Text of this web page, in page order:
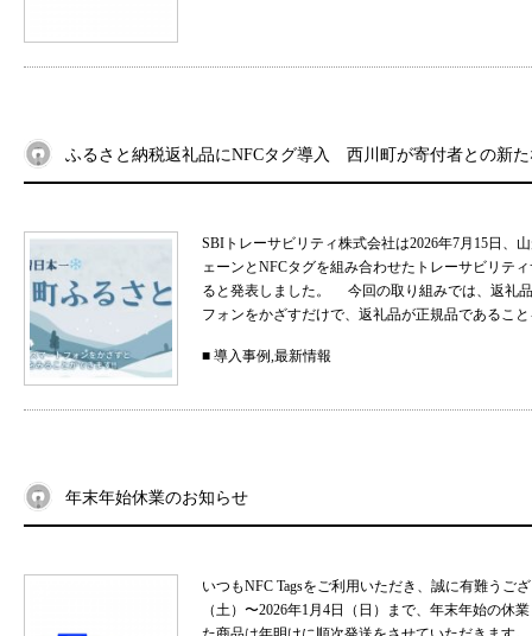
ふるさと納税返礼品にNFCタグ導入 西川町が寄付者との新
SBIトレーサビリティ株式会社は2026年7月15日、
ェーンとNFCタグを組み合わせたトレーサビリテ
ると発表しました。 今回の取り組みでは、返礼
フォンをかざすだけで、返礼品が正規品であるこ
■ 導入事例,最新情報
年末年始休業のお知らせ
いつもNFC Tagsをご利用いただき、誠に有難う
（土）〜2026年1月4日（日）まで、年末年始の